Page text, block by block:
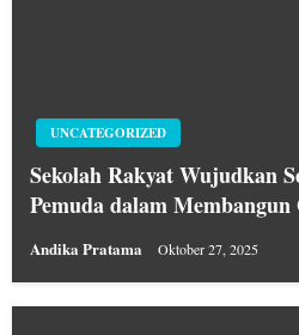
UNCATEGORIZED
Sekolah Rakyat Wujudkan
Pemuda dalam
Andika Pratama Oktober 27, 2025